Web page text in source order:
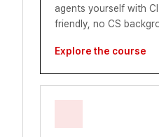
agents yourself with
friendly, no CS
Explore the course